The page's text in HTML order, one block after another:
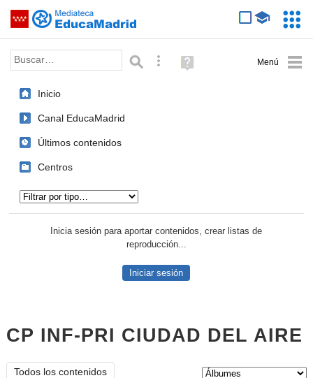
Saltar navegación
Palabra o frase: Búsqueda avanzada
Ayuda
(en
Inicio
Canal EducaMadrid
Últimos contenidos
Centros
Inicia sesión para aportar contenidos, crear listas de
reproducción...
Iniciar sesión
CP INF-PRI CIUDAD DEL AIRE
Todos los contenidos